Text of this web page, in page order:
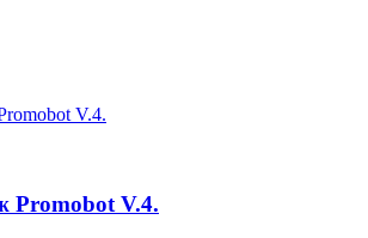
Promobot V.4.